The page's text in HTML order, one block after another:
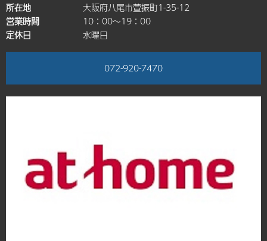
所在地
大阪府八尾市萱振町1-35-12
営業時間
10：00～19：00
定休日
水曜日
072-920-7470